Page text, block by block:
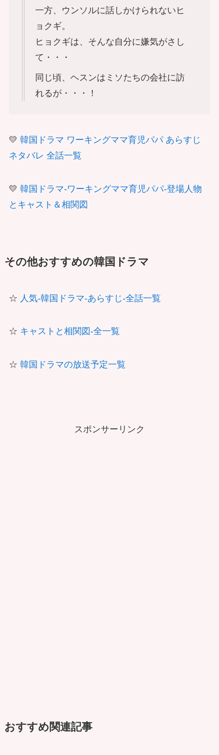
一方、ウンソルに話しかけられないヒ
ョクギ。
ヒョクギは、そんな自分に嫌気がさし
て・・・
同じ頃、ヘスンはミソたちの会社に訪
れるが・・・！
💛 韓国ドラマ ワーキングママ育児パパ あらすじ
ネタバレ 全話一覧
💛 韓国ドラマ-ワーキングママ育児パパ-登場人物
とキャスト＆相関図
その他おすすめの韓国ドラマ
☆ 人気-韓国ドラマ-あらすじ-全話一覧
☆ キャストと相関図-全一覧
☆ 韓国ドラマの放送予定一覧
スポンサーリンク
おすすめ関連記事